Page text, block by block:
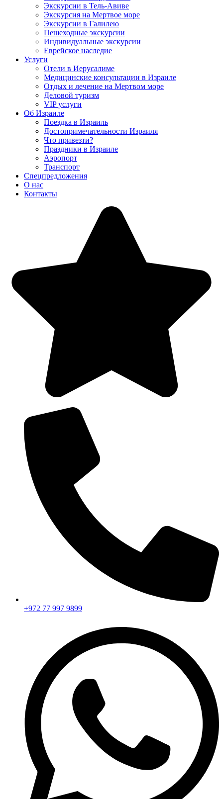
Экскурсии в Тель-Авиве
Экскурсия на Мертвое море
Экскурсии в Галилею
Пешеходные экскурсии
Индивидуальные экскурсии
Еврейское наследие
Услуги
Отели в Иерусалиме
Медицинские консультации в Израиле
Отдых и лечение на Мертвом море
Деловой туризм
VIP услуги
Об Израиле
Поездка в Израиль
Достопримечательности Израиля
Что привезти?
Праздники в Израиле
Аэропорт
Транспорт
Спецпредложения
О нас
Контакты
+972 77 997 9899